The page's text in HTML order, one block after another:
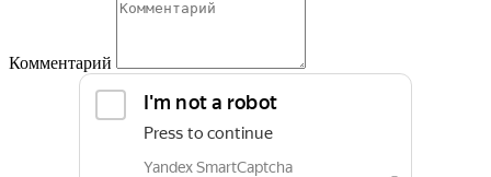
Комментарий